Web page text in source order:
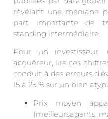
révélant une médiane
part importante de
standing intermédiaire.
Pour un
acquéreur, lire ces
conduit à des erreurs
15 à 25 % sur un bien
Prix moyen
(meilleursagents,